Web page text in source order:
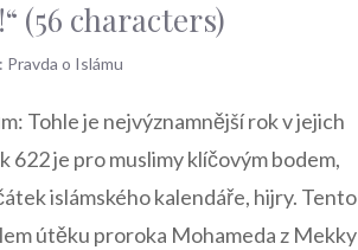
(56 characters)
Pravda o Islámu
Tohle je nejvýznamnější rok v jejich
622 je pro muslimy klíčovým bodem,
islámského kalendáře, hijry. Tento
útěku proroka Mohameda z Mekky